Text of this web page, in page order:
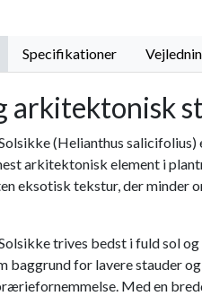
Specifikationer
arkitektonisk
(Helianthus salicifolius)
arkitektonisk element i
eksotisk tekstur, der minder
trives bedst i fuld sol
baggrund for lavere stauder
Med en